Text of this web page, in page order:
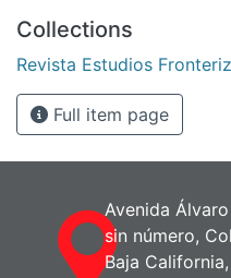
Collections
Revista Estudios
Full item page
Avenida
sin número,
Baja